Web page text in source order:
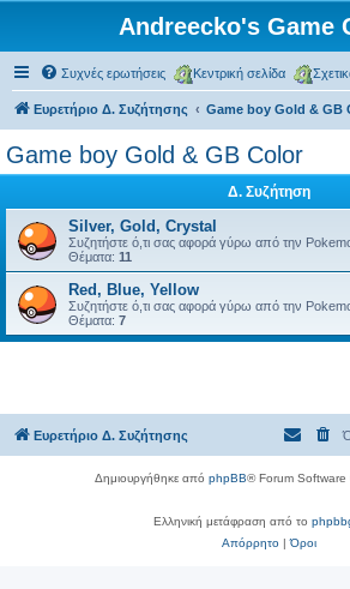
Andreecko's Game
Συχνές ερωτήσεις Κεντρική σελίδα
Ευρετήριο Δ. Συζήτησης Game boy Gold & GB
Game boy Gold & GB Color
Δ. Συζήτηση
Silver, Gold, Crystal
Συζητήστε ό,τι σας αφορά γύρω από την
Θέματα: 11
Red, Blue, Yellow
Συζητήστε ό,τι σας αφορά γύρω από την
Θέματα: 7
Ευρετήριο Δ. Συζήτησης
Δημιουργήθηκε από phpBB® Forum
Ελληνική μετάφραση από το
Απόρρητο|Όροι